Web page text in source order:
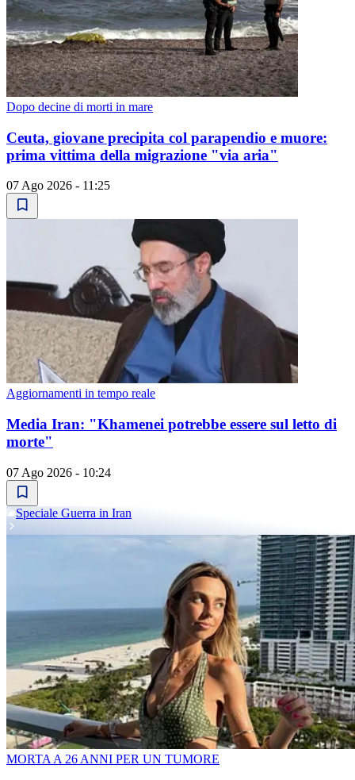
Dopo decine di morti in mare
Ceuta, giovane precipita col parapendio e muore:
prima vittima della migrazione "via aria"
07 Ago 2026 - 11:25
Aggiornamenti in tempo reale
Media Iran: "Khamenei potrebbe essere sul letto di
morte"
07 Ago 2026 - 10:24
Speciale Guerra in Iran
MORTA A 26 ANNI PER UN TUMORE